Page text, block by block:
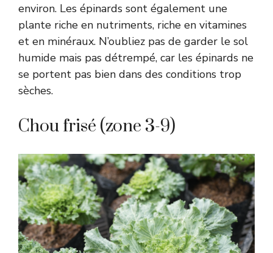
environ. Les épinards sont également une
plante riche en nutriments, riche en vitamines
et en minéraux. N’oubliez pas de garder le sol
humide mais pas détrempé, car les épinards ne
se portent pas bien dans des conditions trop
sèches.
Chou frisé (zone 3-9)